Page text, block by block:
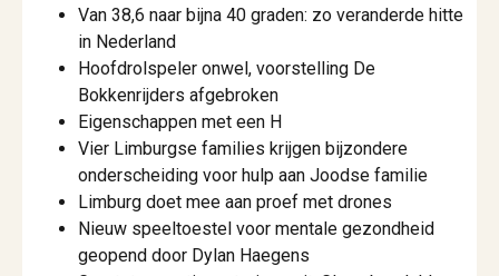
Van 38,6 naar bijna 40 graden: zo veranderde hitte
in Nederland
Hoofdrolspeler onwel, voorstelling De
Bokkenrijders afgebroken
Eigenschappen met een H
Vier Limburgse families krijgen bijzondere
onderscheiding voor hulp aan Joodse familie
Limburg doet mee aan proef met drones
Nieuw speeltoestel voor mentale gezondheid
geopend door Dylan Haegens